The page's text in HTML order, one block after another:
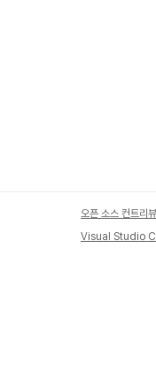
오픈 소스 컨트리
Visual Studio